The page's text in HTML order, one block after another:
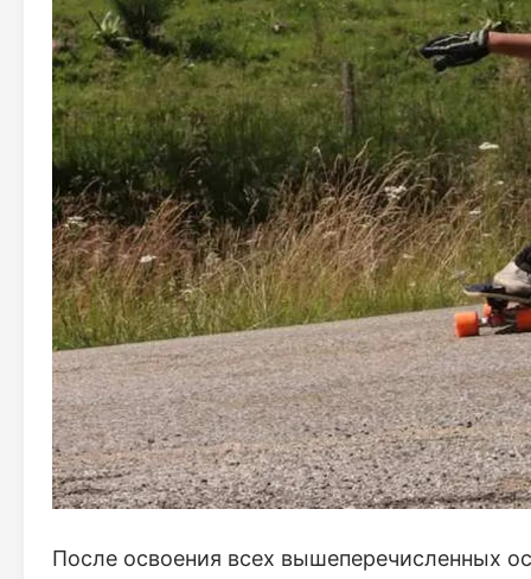
После освоения всех вышеперечисленных